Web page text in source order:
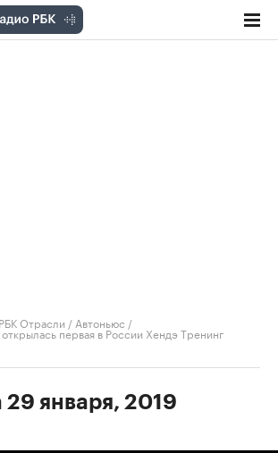
РБК Отрасли / Автоньюс /
первая в России Хендэ Тренинг
29 января, 2019